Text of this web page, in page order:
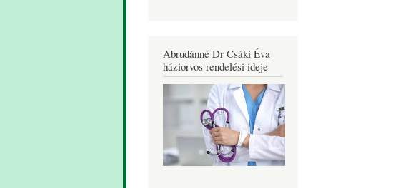
Abrudánné Dr Csáki Éva
háziorvos rendelési ideje